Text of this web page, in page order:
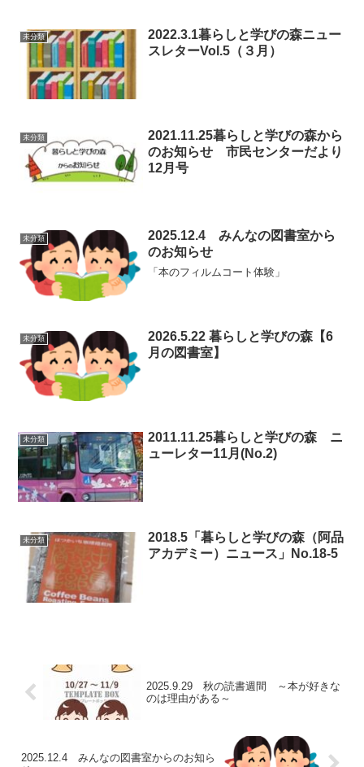
未分類
2022.3.1暮らしと学びの森ニュー
スレターVol.5（３月）
未分類
2021.11.25暮らしと学びの森から
のお知らせ 市民センターだより
12月号
未分類
2025.12.4 みんなの図書室から
のお知らせ
「本のフィルムコート体験」
未分類
2026.5.22 暮らしと学びの森【6
月の図書室】
未分類
2011.11.25暮らしと学びの森 ニ
ューレター11月(No.2)
未分類
2018.5「暮らしと学びの森（阿品
アカデミー）ニュース」No.18-5
2025.9.29 秋の読書週間 ～本が好きな
のは理由がある～
2025.12.4 みんなの図書室からのお知ら